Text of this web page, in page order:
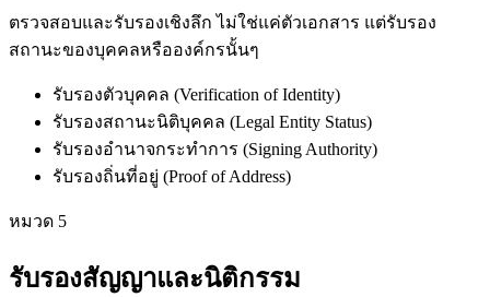
ตรวจสอบและรับรองเชิงลึก ไม่ใช่แค่ตัวเอกสาร แต่รับรอง
สถานะของบุคคลหรือองค์กรนั้นๆ
รับรองตัวบุคคล (Verification of Identity)
รับรองสถานะนิติบุคคล (Legal Entity Status)
รับรองอำนาจกระทำการ (Signing Authority)
รับรองถิ่นที่อยู่ (Proof of Address)
หมวด 5
รับรองสัญญาและนิติกรรม